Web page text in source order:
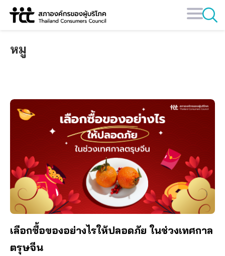
Skip
หมู
เลือกซื้อของอย่างไรให้ปลอดภัย ในช่วงเทศกาล
ตรุษจีน